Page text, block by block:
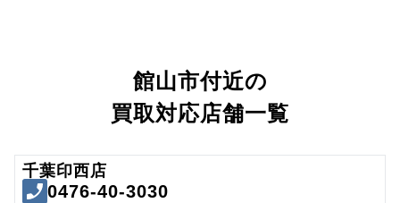
館山市付近の
買取対応店舗一覧
千葉印西店
0476-40-3030